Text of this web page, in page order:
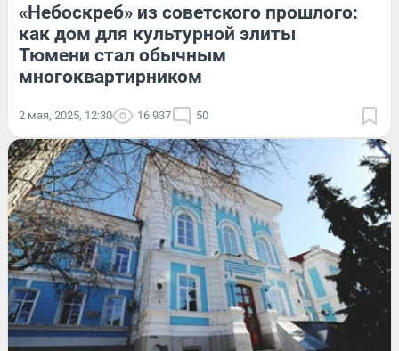
«Небоскреб» из советского прошлого:
как дом для культурной элиты
Тюмени стал обычным
многоквартирником
2 мая, 2025, 12:30 16 937 50